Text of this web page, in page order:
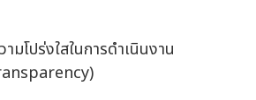
มโปร่งใสในการดำเนินงาน